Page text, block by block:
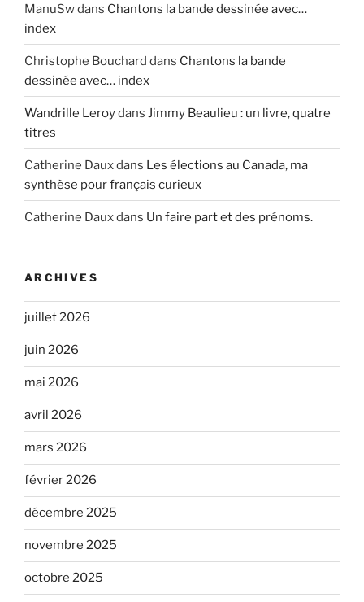
ManuSwdans Chantons la bande dessinée avec…
index
Christophe Bouchard dans Chantons la bande
dessinée avec… index
Wandrille Leroydans Jimmy Beaulieu : un livre, quatre
titres
Catherine Dauxdans Les élections au Canada, ma
synthèse pour français curieux
Catherine Dauxdans Un faire part et des prénoms.
ARCHIVES
juillet 2026
juin 2026
mai 2026
avril 2026
mars 2026
février 2026
décembre 2025
novembre 2025
octobre 2025